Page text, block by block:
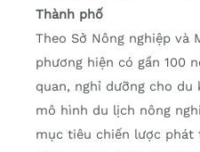
Thành phố
Theo Sở Nông nghiệp và
phương hiện có gần 100
quan, nghỉ dưỡng cho du
mô hình du lịch nông
mục tiêu chiến lược phát